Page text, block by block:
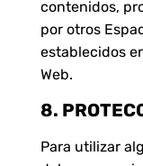
contenidos,
por otros
establecidos
Web.
8.
Para utilizar